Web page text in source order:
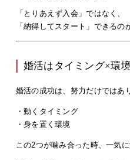
「とりあえず入会」ではなく、
「納得してスタート」 できるの
婚活はタイミング×環
婚活の成功は、努力だけではあ
・動くタイミング
・身を置く環境
この2つが噛み合った時、一気